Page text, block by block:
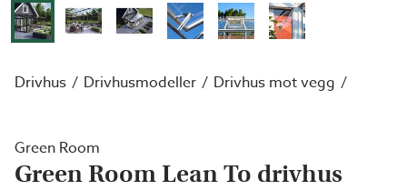
Drivhus Drivhusmodeller Drivhus mot vegg
Green Room
Green Room Lean To drivhus